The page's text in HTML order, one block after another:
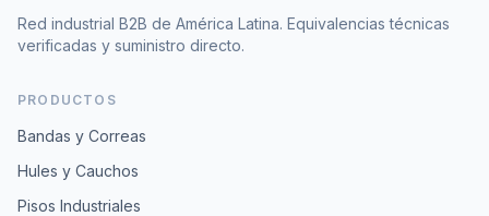
Red industrial B2B de América Latina. Equivalencias técnicas
verificadas y suministro directo.
PRODUCTOS
Bandas y Correas
Hules y Cauchos
Pisos Industriales